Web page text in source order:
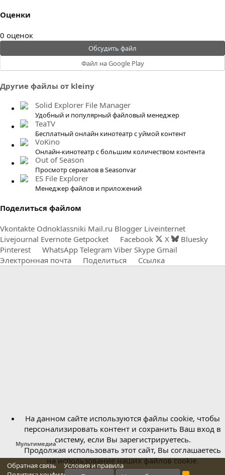
Оценки
0
.
0
в
0 оценок
Обсудить файл
Файл на Google Play
Другие файлы от kleiny
Solid Explorer File Manager
Удобный и популярный файловый менеджер
TeaTV
Бесплатный онлайн кинотеатр с уймой контент
VoKino
Онлайн-кинотеатр с большим количеством контента
Out of Season
Просмотр сериалов в Seasonvar
ES File Explorer
Менеджер файлов и приложений
Поделиться файлом
Vkontakte Odnoklassniki Mail.ru Blogger Liveinternet
Livejournal Evernote Getpocket Facebook X
Bluesky
Pinterest
WhatsApp Telegram Viber Skype Gmail
Электронная почта
Поделиться Ссылка
Мультимедиа
Обратная связь
Условия и правила
На данном сайте используются файлы cookie, чтобы
персонализировать контент и сохранить Ваш вход в
систему, если Вы зарегистрируетесь.
Продолжая использовать этот сайт, Вы соглашаетесь
на использование наших файлов cookie.